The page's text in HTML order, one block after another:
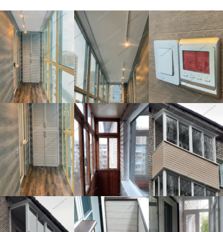
(эконом, вариант "цена-качество" и премиум) с
включением в перечень работ Ваших индивидуальных
пожеланий. Очень надеемся, что Вам понравится наш
подход к делу и качество выполненной работы!